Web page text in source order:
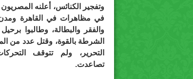
وتفجير الكنائس، أعلنه
في مظاهرات في القاهرة
والفقر والبطالة، وطالبوا
الشرطة بالقوة، وقتل عدد من
التحرير، ولم تتوقف
تصاعدت.